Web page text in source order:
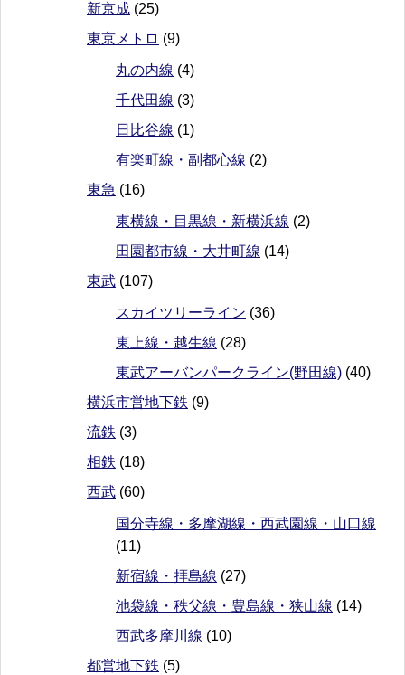
新京成 (25)
東京メトロ (9)
丸の内線 (4)
千代田線 (3)
日比谷線 (1)
有楽町線・副都心線 (2)
東急 (16)
東横線・目黒線・新横浜線 (2)
田園都市線・大井町線 (14)
東武 (107)
スカイツリーライン (36)
東上線・越生線 (28)
東武アーバンパークライン(野田線) (40)
横浜市営地下鉄 (9)
流鉄 (3)
相鉄 (18)
西武 (60)
国分寺線・多摩湖線・西武園線・山口線
(11)
新宿線・拝島線 (27)
池袋線・秩父線・豊島線・狭山線 (14)
西武多摩川線 (10)
都営地下鉄 (5)